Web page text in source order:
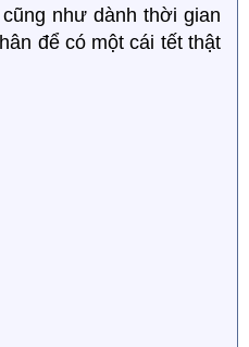
như dành thời gian
để có một cái tết thật